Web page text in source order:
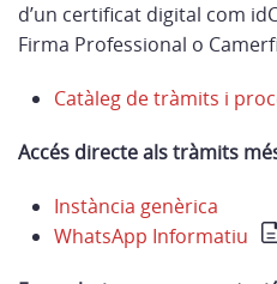
d’un certificat digital com
Firma Professional o
Catàleg de tràmits i
Accés directe als tràmits
Instància genèrica
WhatsApp Informatiu